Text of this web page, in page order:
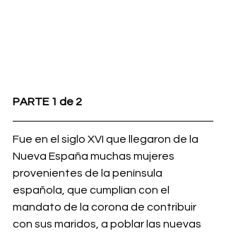
PARTE 1 de 2
Fue en el siglo XVI que llegaron de la
Nueva España muchas mujeres
provenientes de la península
española, que cumplían con el
mandato de la corona de contribuir
con sus maridos, a poblar las nuevas